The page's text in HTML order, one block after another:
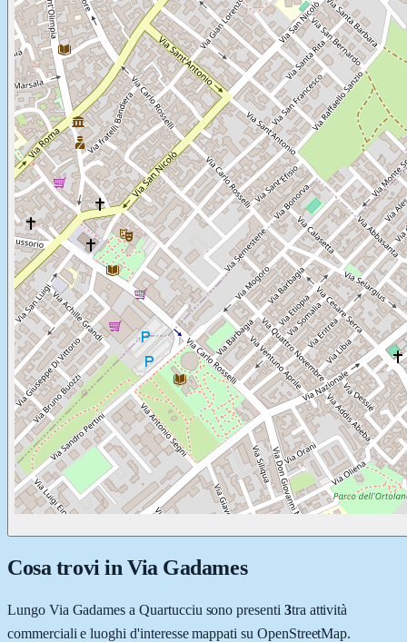
Cosa trovi in Via Gadames
Lungo Via Gadames aQuartucciu sono presenti 3tra attività
commerciali e luoghi d'interesse mappati su OpenStreetMap.